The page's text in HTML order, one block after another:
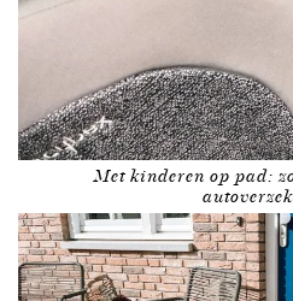
Met kinderen op pad: